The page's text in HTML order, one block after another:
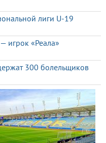
лиги U-19
игрок «Реала»
300 болельщиков